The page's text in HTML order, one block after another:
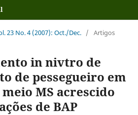
23 No. 4 (2007): Oct./Dec. / Artigos
in nivtro de
de pessegueiro em
MS acrescido
de BAP